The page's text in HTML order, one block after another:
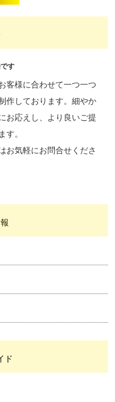
す
客様に合わせて一つ一つ
作しております。細やか
お応えし、より良いご提
す。
お気軽にお問合せくださ
ド